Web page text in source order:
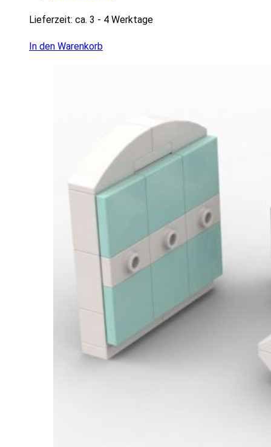
Lieferzeit: ca. 3 - 4 Werktage
In den Warenkorb